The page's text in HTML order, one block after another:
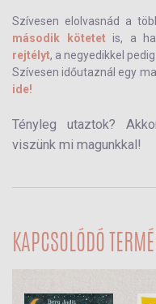
Szívesen elolvasnád a
második kötetetis, a
rejtélyt, a negyedikkel pedig
Szívesen időutaznál egy
ide!
Tényleg utaztok?
viszünk mi magunkkal!
KAPCSOLÓDÓ